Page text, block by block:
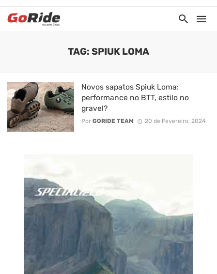
TAG: SPIUK LOMA
Novos sapatos Spiuk Loma:
performance no BTT, estilo no
gravel?
Por GORIDE TEAM 20 de Fevereiro, 2024